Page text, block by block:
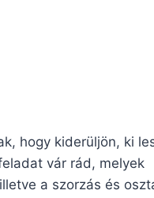
hogy kiderüljön, ki
vár rád, melyek
a szorzás és